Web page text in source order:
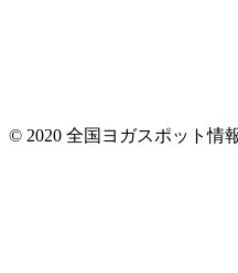
© 2020 全国ヨガスポット情